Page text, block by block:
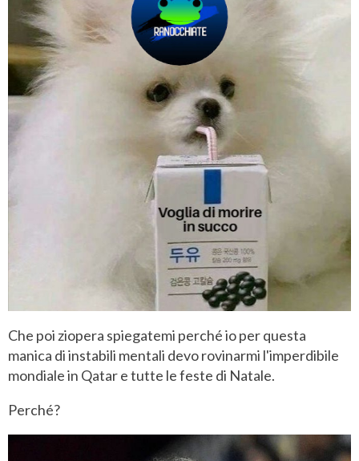
Che poi ziopera spiegatemi perché io per questa
manica di instabili mentali devo rovinarmi l'imperdibile
mondiale in Qatar e tutte le feste di Natale.
Perché?